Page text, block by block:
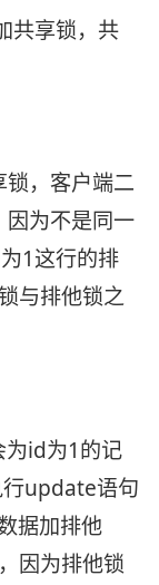
共享锁，共
，客户端二
为不是同一
1这行的排
与排他锁之
id为1的记
行update语句
据加排他
因为排他锁